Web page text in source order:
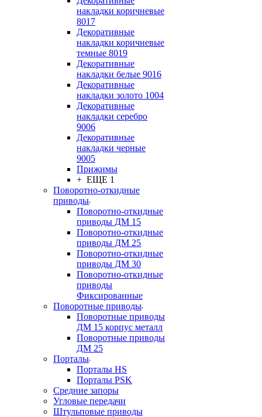
накладки коричневые
8017
Декоративные
накладки коричневые
темные 8019
Декоративные
накладки белые 9016
Декоративные
накладки золото 1004
Декоративные
накладки серебро
9006
Декоративные
накладки черные
9005
Прижимы
+ ЕЩЕ 1
Поворотно-откидные
приводы
Поворотно-откидные
приводы ДМ 15
Поворотно-откидные
приводы ДМ 25
Поворотно-откидные
приводы ДМ 30
Поворотно-откидные
приводы
Фиксированные
Поворотные приводы
Поворотные приводы
ДМ 15 корпус металл
Поворотные приводы
ДМ 25
Порталы
Порталы HS
Порталы PSK
Средние запоры
Угловые передачи
Штульповые приводы